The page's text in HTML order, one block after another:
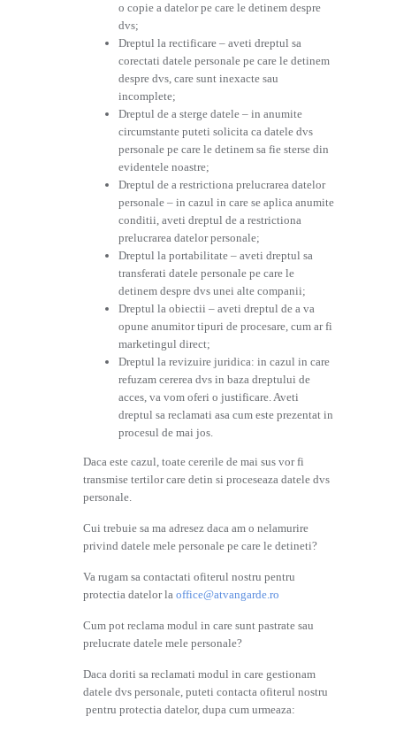
o copie a datelor pe care le detinem despre
dvs;
Dreptul la rectificare – aveti dreptul sa
corectati datele personale pe care le detinem
despre dvs, care sunt inexacte sau
incomplete;
Dreptul de a sterge datele – in anumite
circumstante puteti solicita ca datele dvs
personale pe care le detinem sa fie sterse din
evidentele noastre;
Dreptul de a restrictiona prelucrarea datelor
personale – in cazul in care se aplica anumite
conditii, aveti dreptul de a restrictiona
prelucrarea datelor personale;
Dreptul la portabilitate – aveti dreptul sa
transferati datele personale pe care le
detinem despre dvs unei alte companii;
Dreptul la obiectii – aveti dreptul de a va
opune anumitor tipuri de procesare, cum ar fi
marketingul direct;
Dreptul la revizuire juridica: in cazul in care
refuzam cererea dvs in baza dreptului de
acces, va vom oferi o justificare. Aveti
dreptul sa reclamati asa cum este prezentat in
procesul de mai jos.
Daca este cazul, toate cererile de mai sus vor fi
transmise tertilor care detin si proceseaza datele dvs
personale.
Cui trebuie sa ma adresez daca am o nelamurire
privind datele mele personale pe care le detineti?
Va rugam sa contactati ofiterul nostru pentru
protectia datelor la office@atvangarde.ro
Cum pot reclama modul in care sunt pastrate sau
prelucrate datele mele personale?
Daca doriti sa reclamati modul in care gestionam
datele dvs personale, puteti contacta ofiterul nostru
pentru protectia datelor, dupa cum urmeaza: